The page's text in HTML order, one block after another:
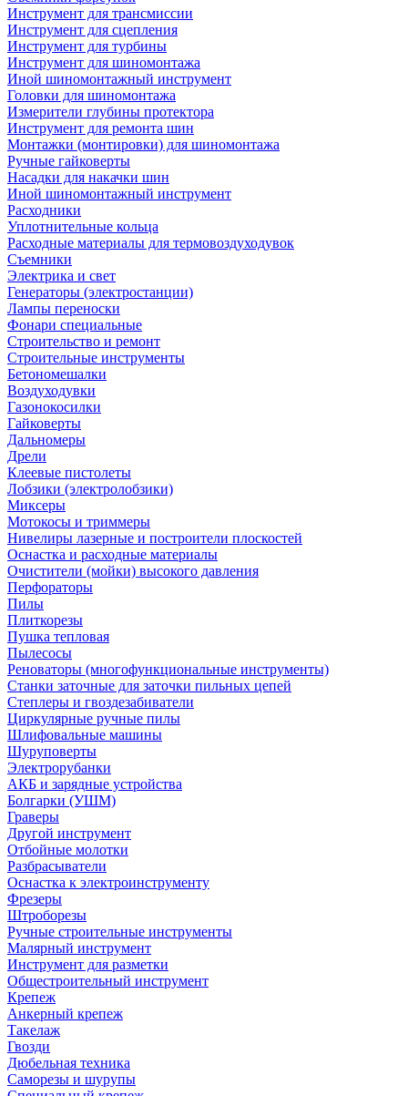
Инструмент для трансмиссии
Инструмент для сцепления
Инструмент для турбины
Инструмент для шиномонтажа
Иной шиномонтажный инструмент
Головки для шиномонтажа
Измерители глубины протектора
Инструмент для ремонта шин
Монтажки (монтировки) для шиномонтажа
Ручные гайковерты
Насадки для накачки шин
Иной шиномонтажный инструмент
Расходники
Уплотнительные кольца
Расходные материалы для термовоздуходувок
Съемники
Электрика и свет
Генераторы (электростанции)
Лампы переноски
Фонари специальные
Строительство и ремонт
Строительные инструменты
Бетономешалки
Воздуходувки
Газонокосилки
Гайковерты
Дальномеры
Дрели
Клеевые пистолеты
Лобзики (электролобзики)
Миксеры
Мотокосы и триммеры
Нивелиры лазерные и построители плоскостей
Оснастка и расходные материалы
Очистители (мойки) высокого давления
Перфораторы
Пилы
Плиткорезы
Пушка тепловая
Пылесосы
Реноваторы (многофункциональные инструменты)
Станки заточные для заточки пильных цепей
Степлеры и гвоздезабиватели
Циркулярные ручные пилы
Шлифовальные машины
Шуруповерты
Электрорубанки
АКБ и зарядные устройства
Болгарки (УШМ)
Граверы
Другой инструмент
Отбойные молотки
Разбрасыватели
Оснастка к электроинструменту
Фрезеры
Штроборезы
Ручные строительные инструменты
Малярный инструмент
Инструмент для разметки
Общестроительный инструмент
Крепеж
Анкерный крепеж
Такелаж
Гвозди
Дюбельная техника
Саморезы и шурупы